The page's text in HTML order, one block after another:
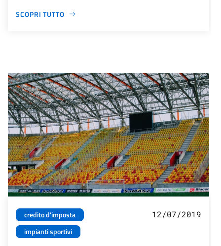
SCOPRI TUTTO
credito d'imposta
impianti sportivi
12/07/2019